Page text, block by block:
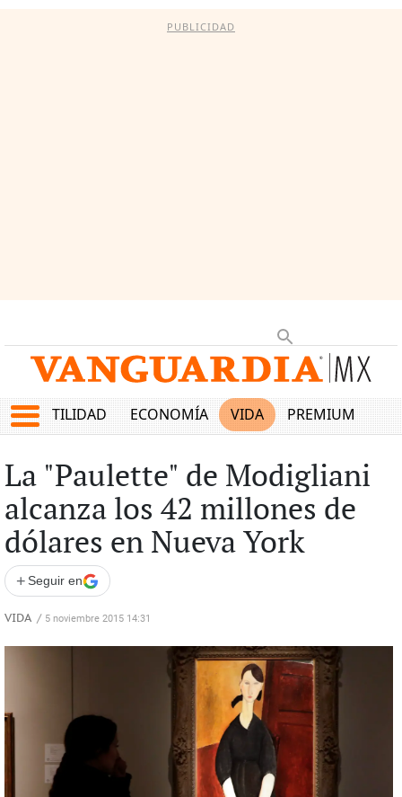
PUBLICIDAD
UTILIDAD ECONOMÍA VIDA PREMIUM
La "Paulette" de Modigliani
alcanza los 42 millones de
dólares en Nueva York
+ Seguir en
VIDA / 5 noviembre 2015 14:31